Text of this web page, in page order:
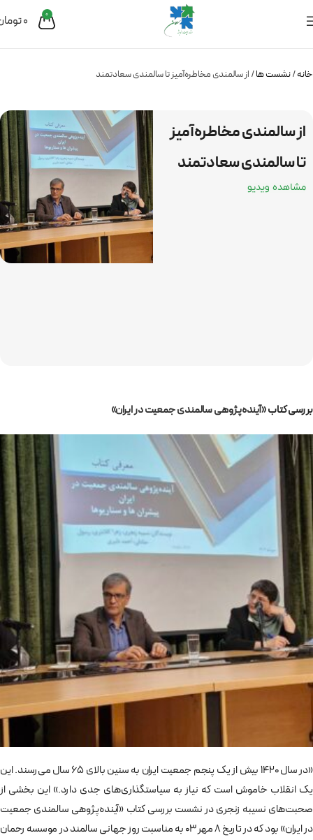
0
0
خانه نشست ها از سالمندی مخاطره‌آمیز تا سالمندی سعادتمند
از سالمندی مخاطره‌آمیز
تا سالمندی سعادتمند
مشاهده ویدیو
بررسی کتاب«آینده‌پژوهی سالمندی جمعیت در ایران»
«در سال 1420 بیش از یک پنجم جمعیت ایران به سنین بالای 65 سال می‌رسند. این
یک انقلاب خاموش است که نیاز به سیاستگذاری‌های جدی دارد.» این بخشی از
صحبت‌های نسیبه زنجری در نشست بررسی کتاب «آینده‌پژوهی سالمندی جمعیت
در ایران» بود که در تاریخ 8 مهر 03 به مناسبت روز جهانی سالمند در موسسه رحمان